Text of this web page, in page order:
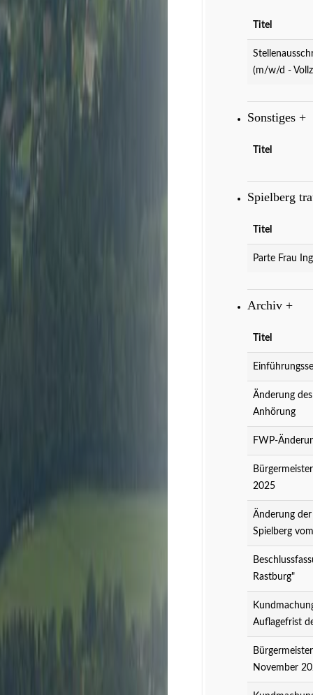
Titel
(m/w/d -
Sonstiges +
Titel
Spielberg
Titel
Parte Frau
Archiv +
Titel
Änderung
Anhörung
FWP-
2025
Änderung
Spielberg
Rastburg"
Auflagefrist
November